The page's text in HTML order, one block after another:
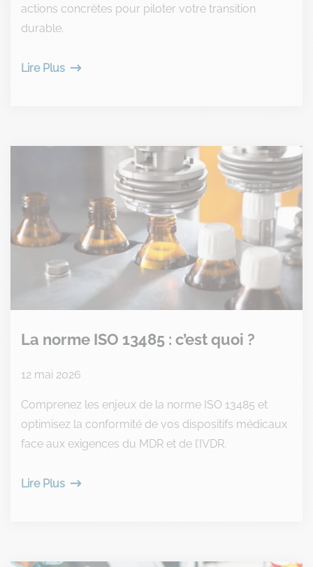
actions concrètes pour piloter votre transition
durable.
Lire Plus
La norme ISO 13485 : c’est quoi ?
12 mai 2026
Comprenez les enjeux de la norme ISO 13485 et
optimisez la conformité de vos dispositifs médicaux
face aux exigences du MDR et de l’IVDR.
Lire Plus